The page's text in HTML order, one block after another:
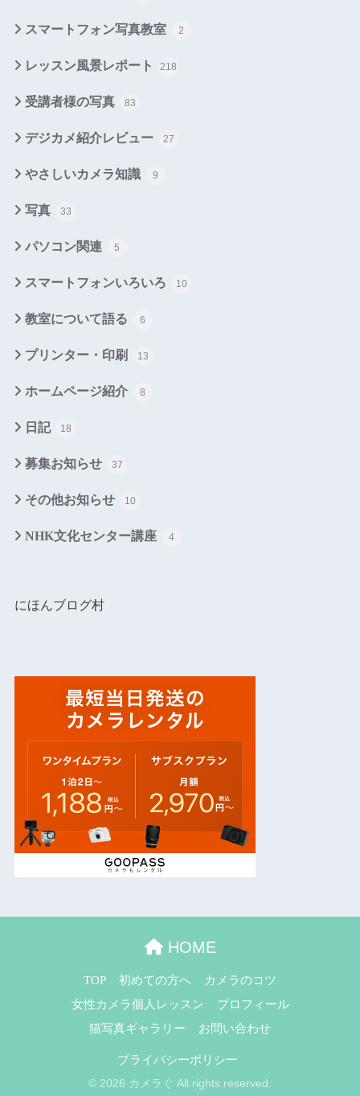
スマートフォン写真教室 2
レッスン風景レポート 218
受講者様の写真 83
デジカメ紹介レビュー 27
やさしいカメラ知識 9
写真 33
パソコン関連 5
スマートフォンいろいろ 10
教室について語る 6
プリンター・印刷 13
ホームページ紹介 8
日記 18
募集お知らせ 37
その他お知らせ 10
NHK文化センター講座 4
にほんブログ村
HOME
TOP 初めての方へ
カメラのコツ
女性カメラ個人レッスン
プロフィール
猫写真ギャラリー
お問い合わせ
プライバシーポリシー
© 2026 カメラぐ All rights reserved.